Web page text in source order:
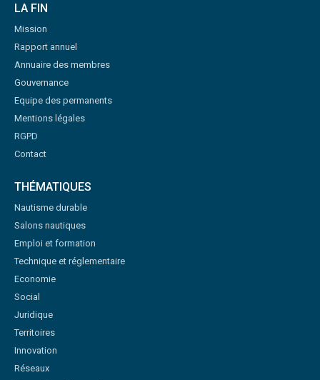
LA FIN
Mission
Rapport annuel
Annuaire des membres
Gouvernance
Equipe des permanents
Mentions légales
RGPD
Contact
THÉMATIQUES
Nautisme durable
Salons nautiques
Emploi et formation
Technique et réglementaire
Economie
Social
Juridique
Territoires
Innovation
Réseaux